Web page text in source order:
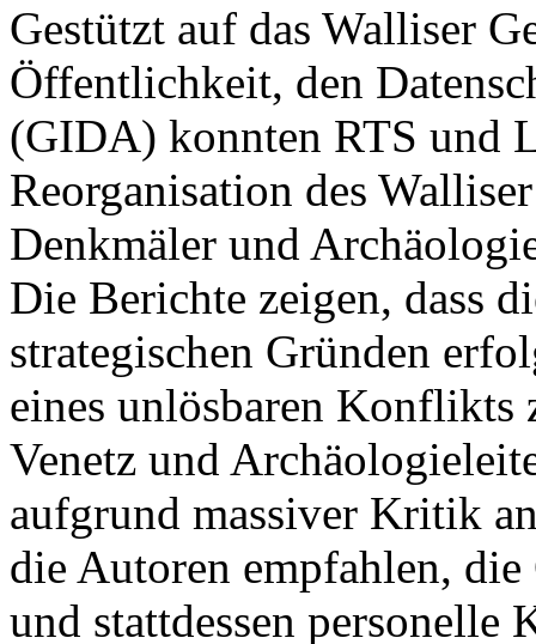
Gestützt auf das Walliser
Öffentlichkeit, den
(GIDA) konnten RTS und
Reorganisation des
Denkmäler und
Die Berichte zeigen, dass
strategischen Gründen
eines unlösbaren Konflikts
Venetz und
aufgrund massiver Kritik
die Autoren empfahlen,
und stattdessen personelle